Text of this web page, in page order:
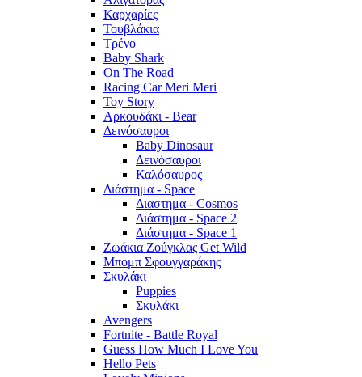
Καρχαρίες
Τουβλάκια
Τρένο
Baby Shark
On The Road
Racing Car Meri Meri
Toy Story
Αρκουδάκι - Bear
Δεινόσαυροι
Baby Dinosaur
Δεινόσαυροι
Καλόσαυρος
Διάστημα - Space
Διαστημα - Cosmos
Διάστημα - Space 2
Διάστημα - Space 1
Ζωάκια Ζούγκλας Get Wild
Μπομπ Σφουγγαράκης
Σκυλάκι
Puppies
Σκυλάκι
Avengers
Fortnite - Battle Royal
Guess How Much I Love You
Hello Pets